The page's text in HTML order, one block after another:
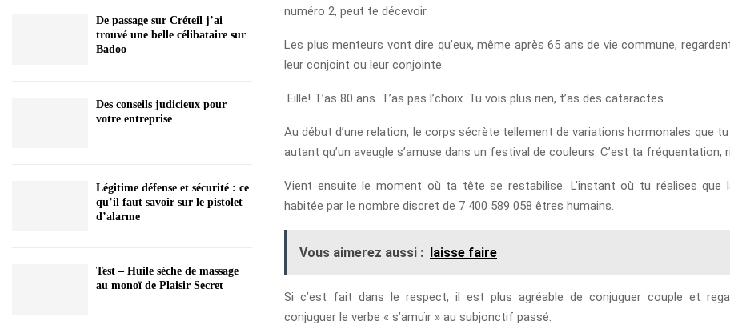
numéro 2, peut te décevoir.
Les plus menteurs vont dire qu’eux, même après 65 ans de vie commune,
leur conjoint ou leur conjointe.
Eille! T’as 80 ans. T’as pas l’choix. Tu vois plus rien, t’as des cataractes.
Au début d’une relation, le corps sécrète tellement de variations hormonales que
autant qu’un aveugle s’amuse dans un festival de couleurs. C’est ta fréquentation,
Vient ensuite le moment où ta tête se restabilise. L’instant où tu réalises que
habitée par le nombre discret de 7 400 589 058 êtres humains.
Vous aimerez aussi : laisse faire
Si c’est fait dans le respect, il est plus agréable de conjuguer couple et
conjuguer le verbe « s’amuïr » au subjonctif passé.
De passage sur Créteil j’ai
trouvé une belle célibataire sur
Badoo
Des conseils judicieux pour
votre entreprise
Légitime défense et sécurité : ce
qu’il faut savoir sur le pistolet
d’alarme
Test – Huile sèche de massage
au monoï de Plaisir Secret